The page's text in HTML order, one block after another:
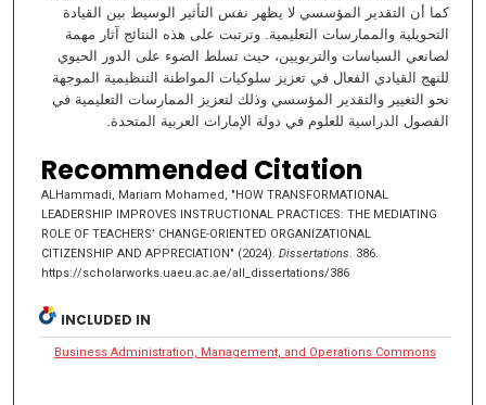
كما أن التقدير المؤسسي لا يظهر نفس التأثير الوسيط بين القيادة
التحويلية والممارسات التعليمية. وترتبت على هذه النتائج آثار مهمة
لصانعي السياسات والتربويين، حيث تسلط الضوء على الدور الحيوي
للنهج القيادي الفعال في تعزيز سلوكيات المواطنة التنظيمية الموجهة
نحو التغيير والتقدير المؤسسي وذلك لتعزيز الممارسات التعليمية في
الفصول الدراسية للعلوم في دولة الإمارات العربية المتحدة.
Recommended Citation
ALHammadi, Mariam Mohamed, "HOW TRANSFORMATIONAL
LEADERSHIP IMPROVES INSTRUCTIONAL PRACTICES: THE MEDIATING
ROLE OF TEACHERS’ CHANGE-ORIENTED ORGANIZATIONAL
CITIZENSHIP AND APPRECIATION" (2024). Dissertations. 386.
https://scholarworks.uaeu.ac.ae/all_dissertations/386
INCLUDED IN
Business Administration, Management, and Operations Commons